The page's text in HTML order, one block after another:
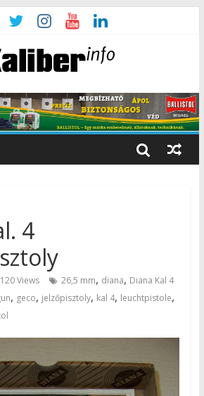
4
Views 26,5 mm, diana, Diana Kal 4
, geco, jelzőpisztoly, kal 4, leuchtpistole,